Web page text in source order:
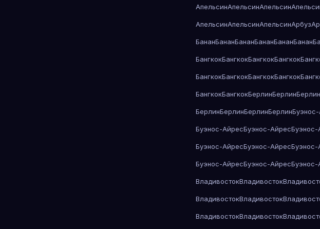
АпельсинАпельсинАпельсин
АпельсинАпельсинАпельсинАрбуз
БананБананБананБананБананБанан
БангкокБангкокБангкокБангкок
БангкокБангкокБангкокБангкок
БангкокБангкокБерлинБерлинБерлин
БерлинБерлинБерлинБерлин
Буэнос-АйресБуэнос-АйресБуэнос-
Буэнос-АйресБуэнос-АйресБуэнос-
Буэнос-АйресБуэнос-АйресБуэнос-
ВладивостокВладивосток
ВладивостокВладивосток
ВладивостокВладивосток